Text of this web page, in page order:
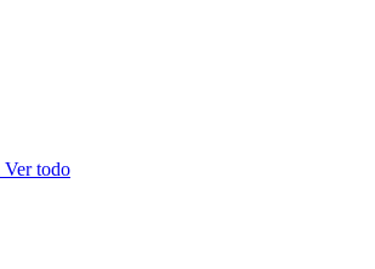
Ver todo